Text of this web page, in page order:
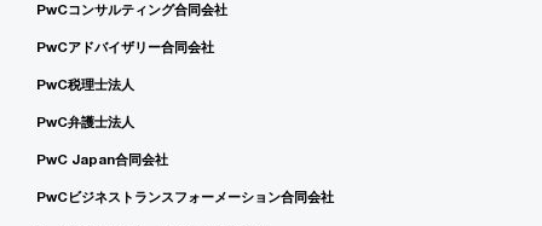
PwCコンサルティング合同会社
PwCアドバイザリー合同会社
PwC税理士法人
PwC弁護士法人
PwC Japan合同会社
PwCビジネストランスフォーメーション合同会社